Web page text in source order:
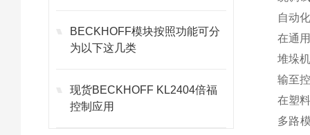
BECKHOFF模块按照功能可分
为以下这几类
现货BECKHOFF KL2404倍福
控制应用
自动
在通
堆垛
输至
在塑
多路